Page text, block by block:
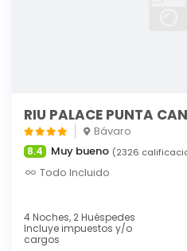
RIU PALACE PUNTA
Bávaro
8.4 Muy bueno (2326
Todo Incluido
4 Noches, 2 Huéspedes
Incluye impuestos y/o
cargos